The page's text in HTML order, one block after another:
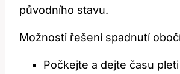
původního stavu.
Možnosti řešení spadnutí
Počkejte a dejte času